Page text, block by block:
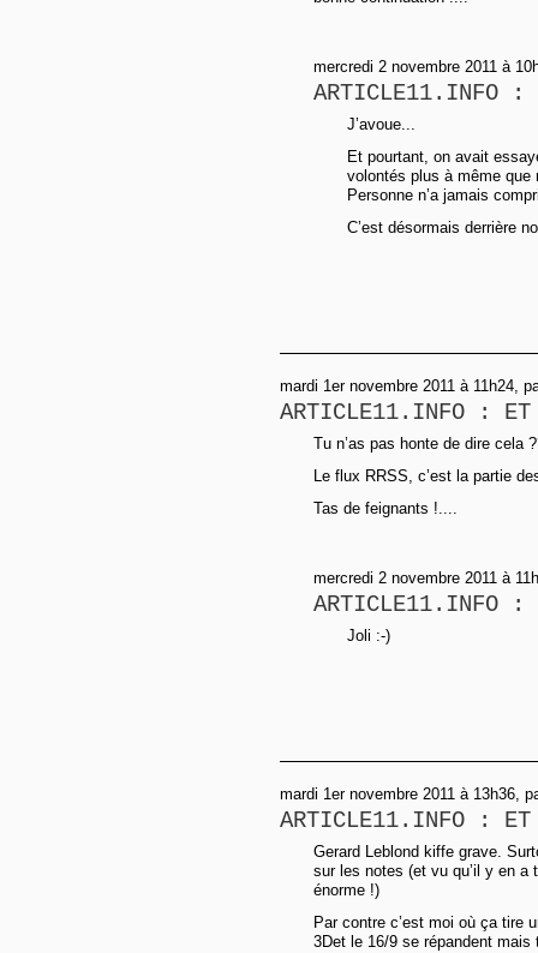
mercredi 2 novembre 2011 à
ARTICLE11.INFO :
J’avoue...
Et pourtant, on avait
volontés plus à même
Personne n’a jamais
C’est désormais derrière
mardi 1er novembre 2011 à 11h24,
ARTICLE11.INFO : ET
Tu n’as pas honte de dire cela
Le flux RRSS, c’est la partie
Tas de feignants !....
mercredi 2 novembre 2011 à
ARTICLE11.INFO :
Joli :-)
mardi 1er novembre 2011 à 13h36,
ARTICLE11.INFO : ET
Gerard Leblond kiffe grave.
sur les notes (et vu qu’il y en a
énorme !)
Par contre c’est moi où ça tire
3Det le 16/9 se répandent mais